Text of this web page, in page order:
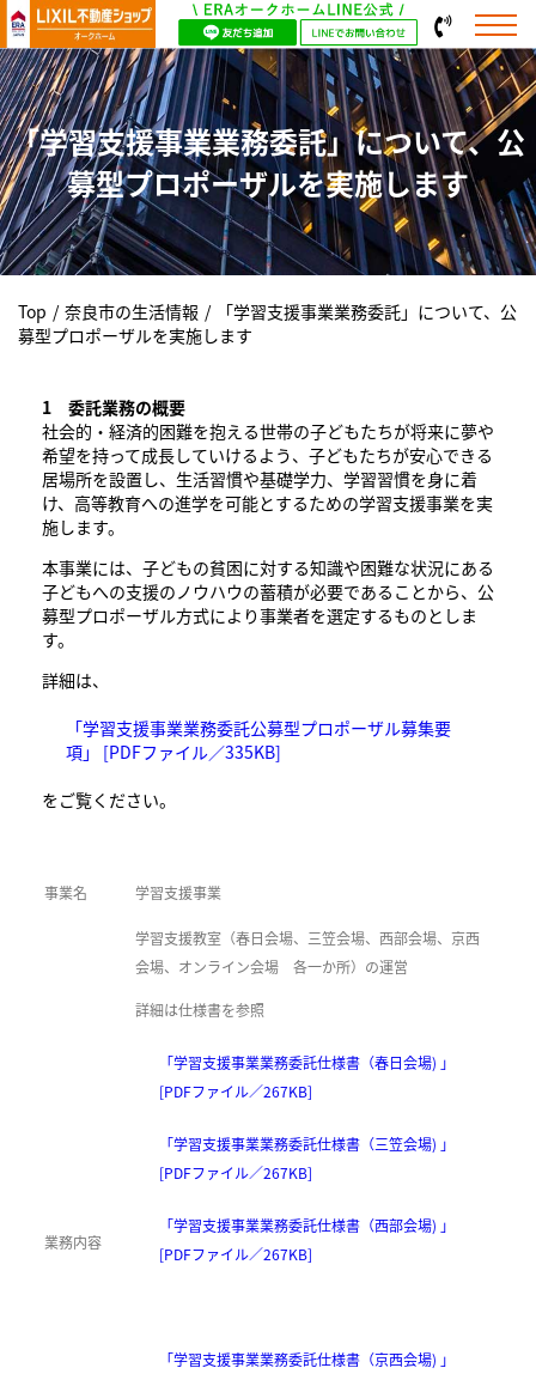
「学習支援事業業務委託」について、公
募型プロポーザルを実施します
Top / 奈良市の生活情報 /
「学習支援事業業務委託」について、公
募型プロポーザルを実施します
1 委託業務の概要
社会的・経済的困難を抱える世帯の子どもたちが将来に夢や
希望を持って成長していけるよう、子どもたちが安心できる
居場所を設置し、生活習慣や基礎学力、学習習慣を身に着
け、高等教育への進学を可能とするための学習支援事業を実
施します。
本事業には、子どもの貧困に対する知識や困難な状況にある
子どもへの支援のノウハウの蓄積が必要であることから、公
募型プロポーザル方式により事業者を選定するものとしま
す。
詳細は、
「学習支援事業業務委託公募型プロポーザル募集要
項」 [PDFファイル／335KB]
をご覧ください。
事業名 学習支援事業
業務内容
学習支援教室（春日会場、三笠会場、西部会場、京西
会場、オンライン会場 各一か所）の運営
詳細は仕様書を参照
「学習支援事業業務委託仕様書（春日会場) 」
[PDFファイル／267KB]
「学習支援事業業務委託仕様書（三笠会場) 」
[PDFファイル／267KB]
「学習支援事業業務委託仕様書（西部会場) 」
[PDFファイル／267KB]
「学習支援事業業務委託仕様書（京西会場) 」